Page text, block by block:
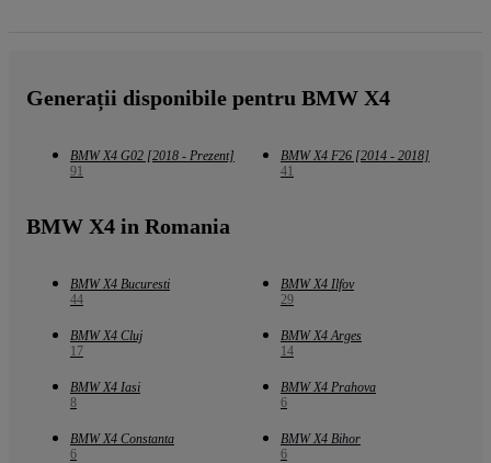
Generații disponibile pentru BMW X4
BMW X4 G02 [2018 - Prezent]
91
BMW X4 F26 [2014 - 2018]
41
BMW X4 in Romania
BMW X4 Bucuresti
44
BMW X4 Ilfov
29
BMW X4 Cluj
17
BMW X4 Arges
14
BMW X4 Iasi
8
BMW X4 Prahova
6
BMW X4 Constanta
6
BMW X4 Bihor
6